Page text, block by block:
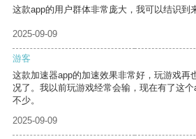
这款app的用户群体非常庞大，我可以结识到
2025-09-09
游客
这款加速器app的加速效果非常好，玩游戏再
况了。我以前玩游戏经常会输，现在有了这
不少。
2025-09-09